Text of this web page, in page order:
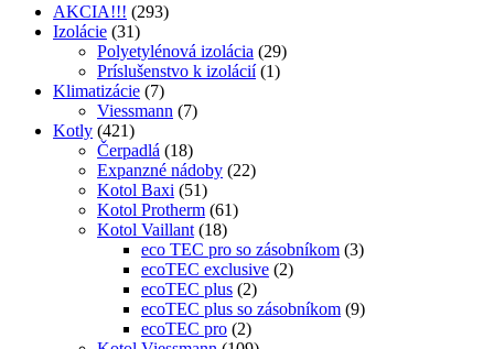
AKCIA!!! (293)
Izolácie (31)
Polyetylénová izolácia (29)
Príslušenstvo k izolácií (1)
Klimatizácie (7)
Viessmann (7)
Kotly (421)
Čerpadlá (18)
Expanzné nádoby (22)
Kotol Baxi (51)
Kotol Protherm (61)
Kotol Vaillant (18)
eco TEC pro so zásobníkom (3)
ecoTEC exclusive (2)
ecoTEC plus (2)
ecoTEC plus so zásobníkom (9)
ecoTEC pro (2)